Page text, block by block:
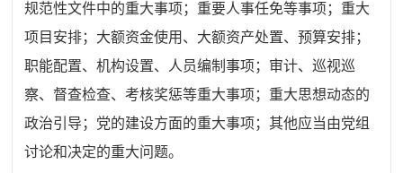
规范性文件中的重大事项；重要人事任免等事项；重大
项目安排；大额资金使用、大额资产处置、预算安排；
职能配置、机构设置、人员编制事项；审计、巡视巡
察、督查检查、考核奖惩等重大事项；重大思想动态的
政治引导；党的建设方面的重大事项；其他应当由党组
讨论和决定的重大问题。